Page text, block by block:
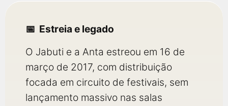
Estreia e legado
O Jabuti e a Anta estreou em 16 de
março de 2017, com distribuição
focada em circuito de festivais, sem
lançamento massivo nas salas